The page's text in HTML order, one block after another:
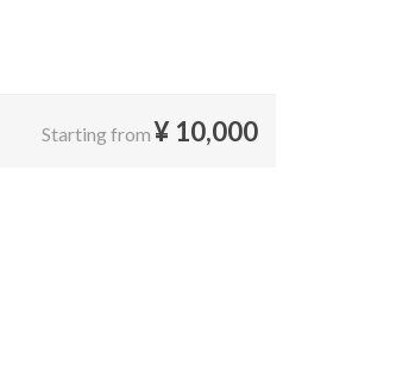
Starting from ¥ 10,000